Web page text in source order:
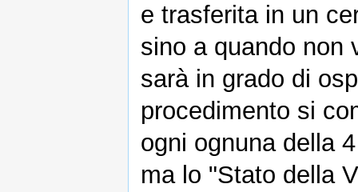
e trasferita in un
sino a quando non
sarà in grado di
procedimento si
ogni ognuna della
ma lo "Stato della